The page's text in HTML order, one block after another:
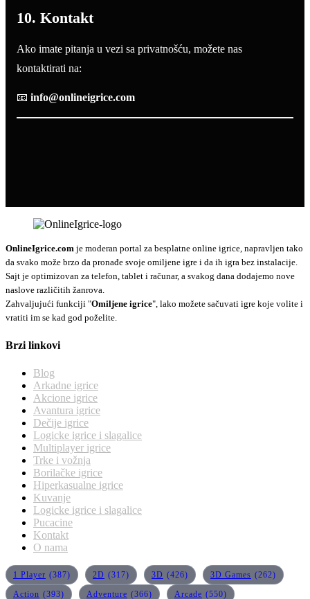
10. Kontakt
Ako imate pitanja u vezi sa privatnošću, možete nas
kontaktirati na:
📧 info@onlineigrice.com
OnlineIgrice.com je moderan portal za besplatne online igrice, napravljen tako
da svako može brzo da pronađe svoje omiljene igre i da ih igra bez instalacije.
Sajt je optimizovan za telefon, tablet i računar, a svakog dana dodajemo nove
naslove različitih žanrova.
Zahvaljujući funkciji "Omiljene igrice", lako možete sačuvati igre koje volite i
vratiti im se kad god poželite.
Brzi linkovi
Blog
Arkadne igrice
Akcione igrice
Avantura igrice
Dečije igrice
Logicke igrice i slagalice
Multiplayer igrice
Trke i vožnja
Borilačke igrice
Hiperkasualne igrice
Kuvanje
Logicke igrice i slagalice
Pucacine
Kontakt
O nama
1 Player (387) 2D (317) 3D (426) 3D Games (262)
Action (393) Adventure (366) Arcade (550)